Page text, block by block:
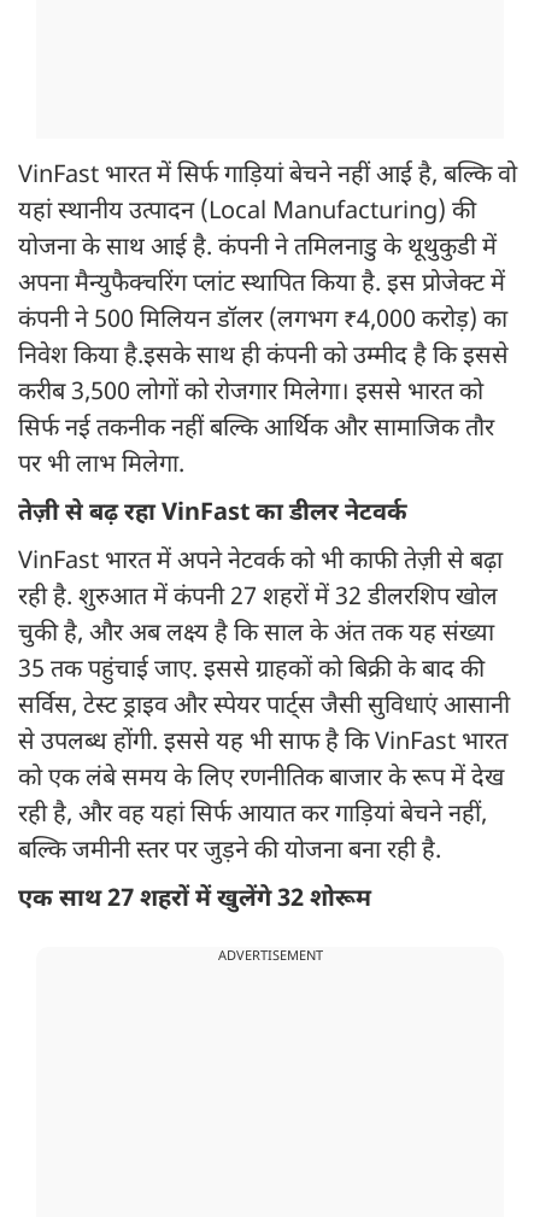
VinFast भारत में सिर्फ गाड़ियां बेचने नहीं आई है, बल्कि वो
यहां स्थानीय उत्पादन (Local Manufacturing) की
योजना के साथ आई है. कंपनी ने तमिलनाडु के थूथुकुडी में
अपना मैन्युफैक्चरिंग प्लांट स्थापित किया है. इस प्रोजेक्ट में
कंपनी ने 500 मिलियन डॉलर (लगभग ₹4,000 करोड़) का
निवेश किया है.इसके साथ ही कंपनी को उम्मीद है कि इससे
करीब 3,500 लोगों को रोजगार मिलेगा। इससे भारत को
सिर्फ नई तकनीक नहीं बल्कि आर्थिक और सामाजिक तौर
पर भी लाभ मिलेगा.
तेज़ी से बढ़ रहा VinFast का डीलर नेटवर्क
VinFast भारत में अपने नेटवर्क को भी काफी तेज़ी से बढ़ा
रही है. शुरुआत में कंपनी 27 शहरों में 32 डीलरशिप खोल
चुकी है, और अब लक्ष्य है कि साल के अंत तक यह संख्या
35 तक पहुंचाई जाए. इससे ग्राहकों को बिक्री के बाद की
सर्विस, टेस्ट ड्राइव और स्पेयर पार्ट्स जैसी सुविधाएं आसानी
से उपलब्ध होंगी. इससे यह भी साफ है कि VinFast भारत
को एक लंबे समय के लिए रणनीतिक बाजार के रूप में देख
रही है, और वह यहां सिर्फ आयात कर गाड़ियां बेचने नहीं,
बल्कि जमीनी स्तर पर जुड़ने की योजना बना रही है.
एक साथ 27 शहरों में खुलेंगे 32 शोरूम
ADVERTISEMENT